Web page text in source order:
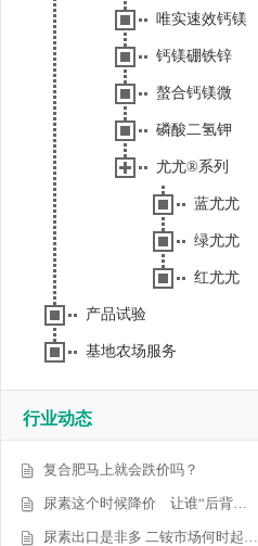
唯实速效钙镁
钙镁硼铁锌
螯合钙镁微
磷酸二氢钾
尤尤®系列
蓝尤尤
绿尤尤
红尤尤
产品试验
基地农场服务
行业动态
复合肥马上就会跌价吗？
尿素这个时候降价 让谁“后背…
尿素出口是非多 二铵市场何时起…